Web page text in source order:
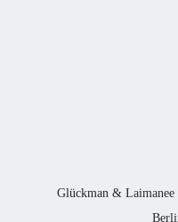
Glückman &